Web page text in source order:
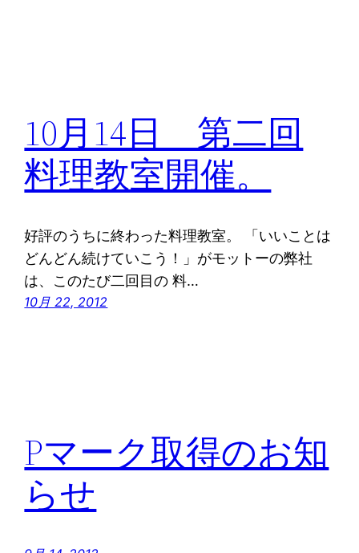
10月14日 第二回
料理教室開催。
好評のうちに終わった料理教室。 「いいことは
どんどん続けていこう！」がモットーの弊社
は、このたび二回目の 料…
10月 22, 2012
Pマーク取得のお知
らせ